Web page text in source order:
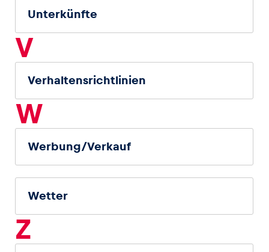
Unterkünfte
V
Verhaltensrichtlinien
W
Werbung/Verkauf
Wetter
Z